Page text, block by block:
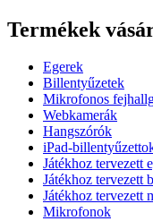
Termékek
Egerek
Billentyűzetek
Mikrofonos
Webkamerák
Hangszórók
iPad-
Játékhoz tervezett
Játékhoz tervezett
Játékhoz tervezett
Mikrofonok